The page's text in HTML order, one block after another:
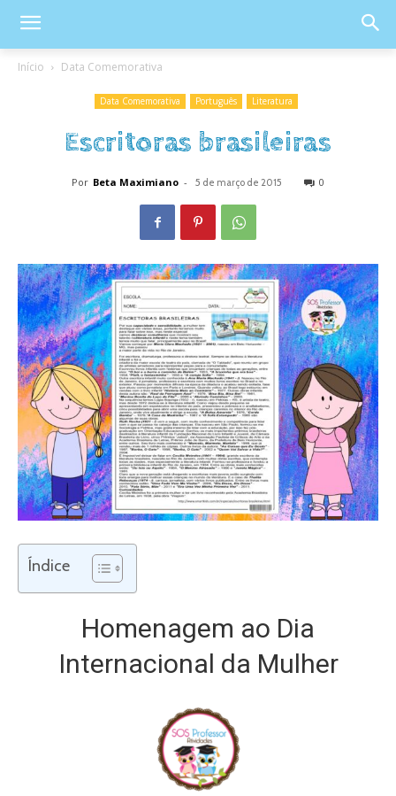
Início Data Comemorativa
Data Comemorativa Português Literatura
Escritoras brasileiras
Por Beta Maximiano - 5 de março de 2015 0
Índice
Homenagem ao Dia
Internacional da Mulher